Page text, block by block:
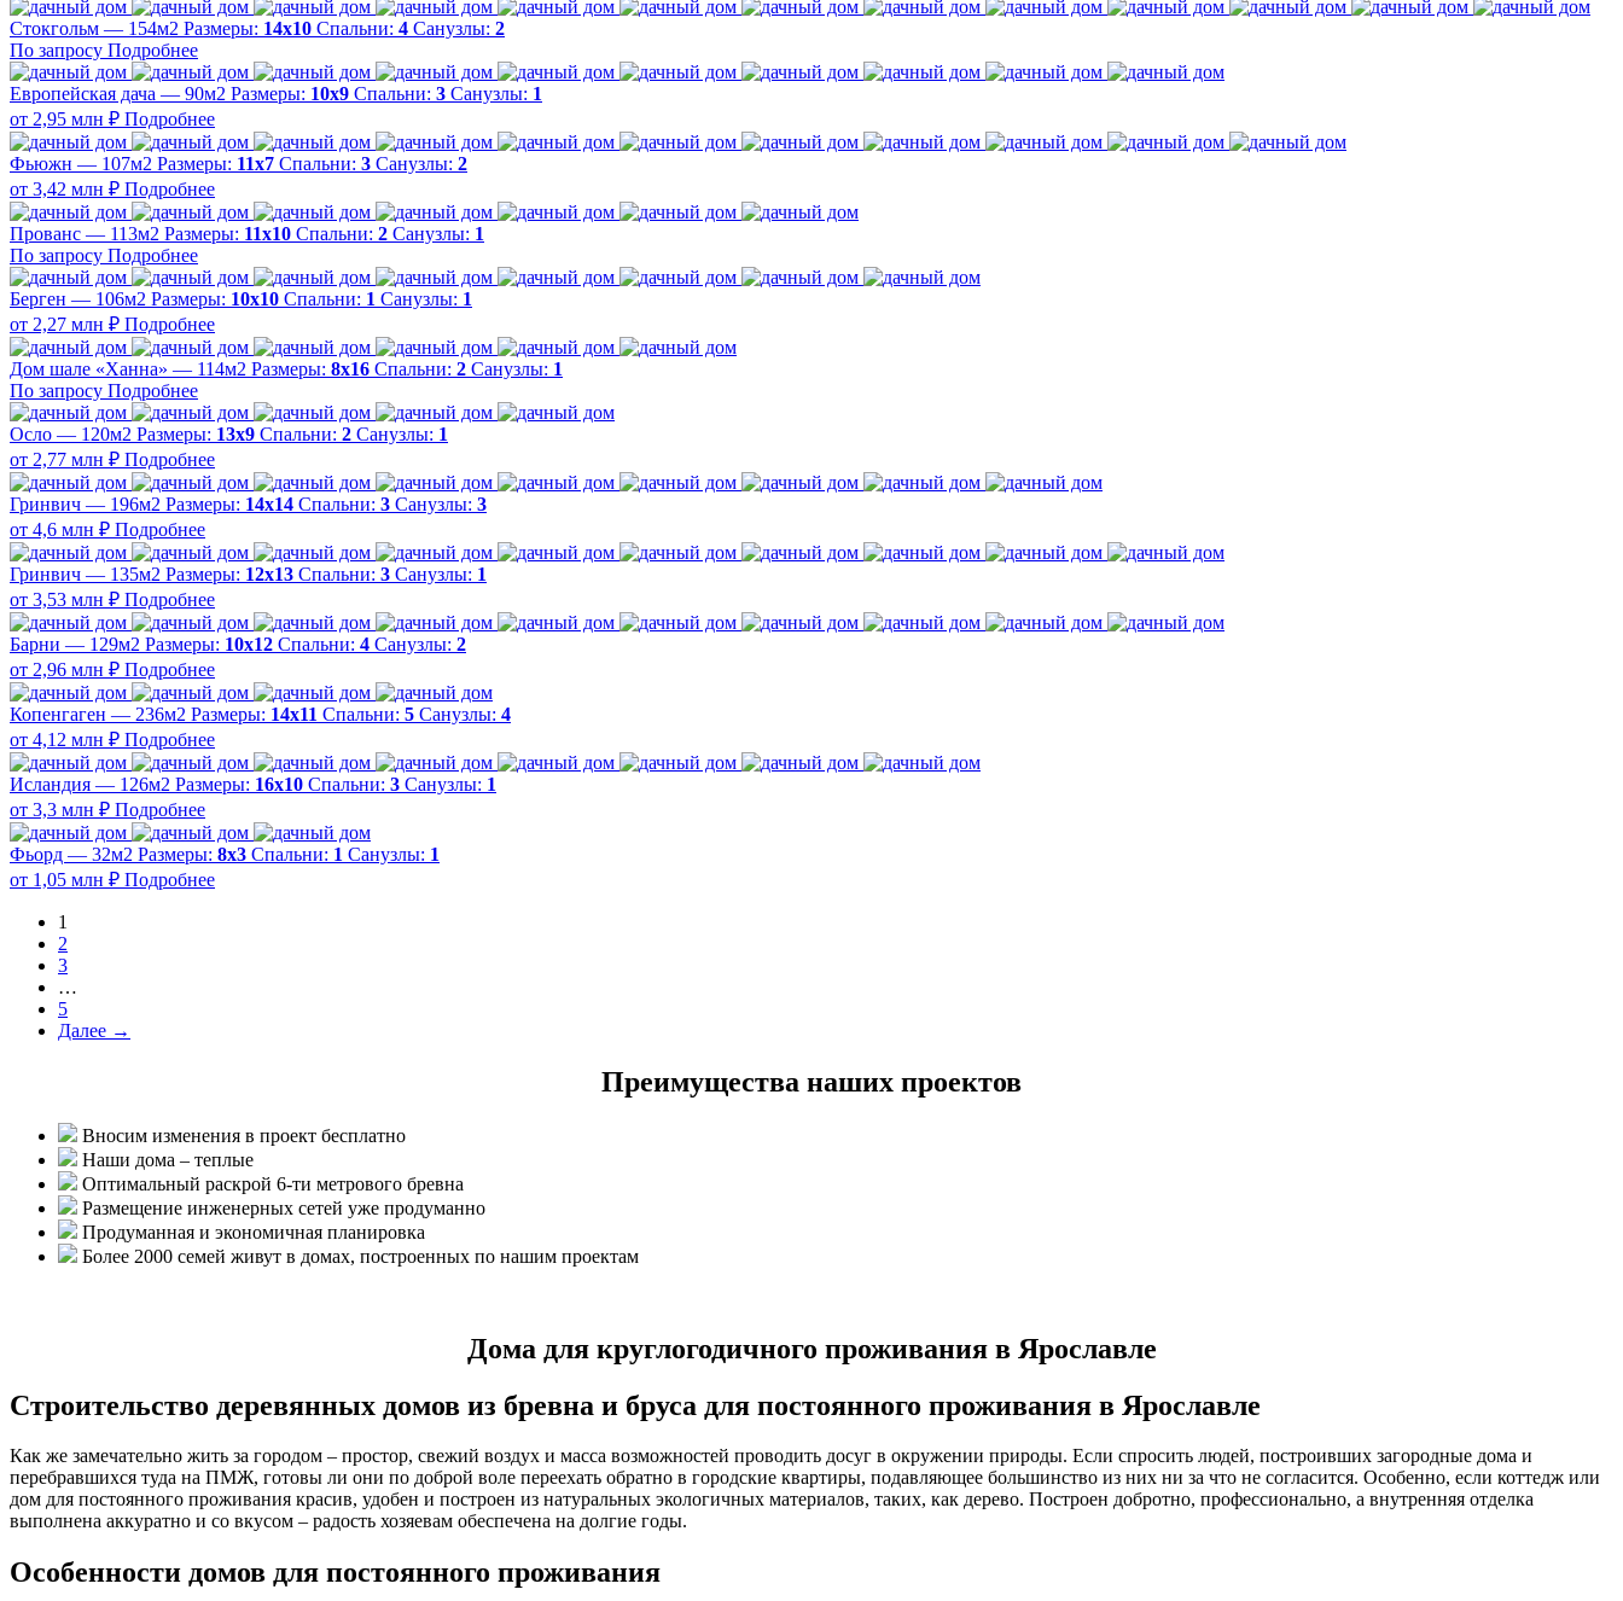
Стокгольм — 154м2 Размеры: 14х10 Спальни: 4 Санузлы: 2
По запросу Подробнее
Европейская дача — 90м2 Размеры: 10х9 Спальни: 3 Санузлы: 1
от 2,95 млн ₽ Подробнее
Фьюжн — 107м2 Размеры: 11х7 Спальни: 3 Санузлы: 2
от 3,42 млн ₽ Подробнее
Прованс — 113м2 Размеры: 11х10 Спальни: 2 Санузлы: 1
По запросу Подробнее
Берген — 106м2 Размеры: 10х10 Спальни: 1 Санузлы: 1
от 2,27 млн ₽ Подробнее
Дом шале «Ханна» — 114м2 Размеры: 8х16 Спальни: 2 Санузлы: 1
По запросу Подробнее
Осло — 120м2 Размеры: 13х9 Спальни: 2 Санузлы: 1
от 2,77 млн ₽ Подробнее
Гринвич — 196м2 Размеры: 14х14 Спальни: 3 Санузлы: 3
от 4,6 млн ₽ Подробнее
Гринвич — 135м2 Размеры: 12х13 Спальни: 3 Санузлы: 1
от 3,53 млн ₽ Подробнее
Барни — 129м2 Размеры: 10х12 Спальни: 4 Санузлы: 2
от 2,96 млн ₽ Подробнее
Копенгаген — 236м2 Размеры: 14х11 Спальни: 5 Санузлы: 4
от 4,12 млн ₽ Подробнее
Исландия — 126м2 Размеры: 16х10 Спальни: 3 Санузлы: 1
от 3,3 млн ₽ Подробнее
Фьорд — 32м2 Размеры: 8х3 Спальни: 1 Санузлы: 1
от 1,05 млн ₽ Подробнее
1
2
3
…
5
Далее →
Преимущества наших проектов
Вносим изменения в проект бесплатно
Наши дома – теплые
Оптимальный раскрой 6-ти метрового бревна
Размещение инженерных сетей уже продуманно
Продуманная и экономичная планировка
Более 2000 семей живут в домах, построенных по нашим проектам
Дома для круглогодичного проживания в Ярославле
Строительство деревянных домов из бревна и бруса для постоянного проживания в Ярославле
Как же замечательно жить за городом – простор, свежий воздух и масса возможностей проводить досуг в окружении природы. Если спросить людей, построивших загородные дома и
перебравшихся туда на ПМЖ, готовы ли они по доброй воле переехать обратно в городские квартиры, подавляющее большинство из них ни за что не согласится. Особенно, если коттедж или
дом для постоянного проживания красив, удобен и построен из натуральных экологичных материалов, таких, как дерево. Построен добротно, профессионально, а внутренняя отделка
выполнена аккуратно и со вкусом – радость хозяевам обеспечена на долгие годы.
Особенности домов для постоянного проживания